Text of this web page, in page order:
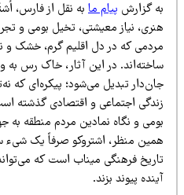
گزارشپیام مابه نقل از فارس،
نیاز معیشتی، تخیل بومی و تجربه
که در دل اقلیم گرم، خشک و
در این آثار، خاک رس به واسطه
تبدیل می‌شود؛ پیکره‌ای که نه‌تنها
اجتماعی و اقتصادی گذشته است،
و نگاه نمادین مردم منطقه به جهان
منظر، اشتروکو صرفاً یک شیء
فرهنگی میناب است که می‌تواند
پیوند بزند.